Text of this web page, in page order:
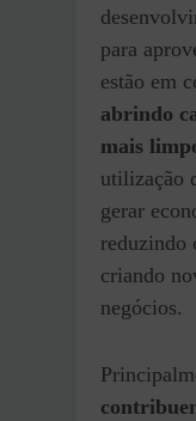
para
estão em
abrindo
mais
utilização
gerar
reduzindo
criando
negócios.